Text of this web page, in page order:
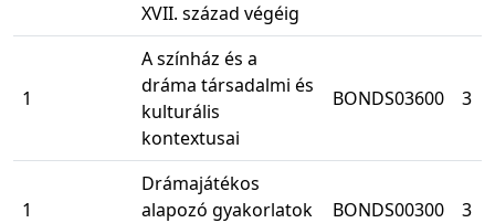
XVII. század végéig
1
A színház és a
dráma társadalmi és
kulturális
kontextusai
BONDS03600 3
1
Drámajátékos
alapozó gyakorlatok
BONDS00300 3